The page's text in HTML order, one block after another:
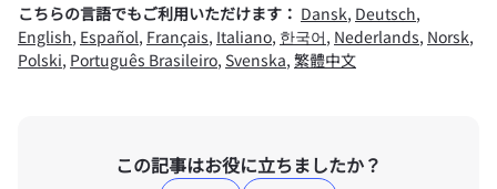
こちらの言語でもご利用いただけます： Dansk, Deutsch,
English, Español, Français, Italiano, 한국어, Nederlands, Norsk,
Polski, Português Brasileiro, Svenska, 繁體中文
この記事はお役に立ちましたか？